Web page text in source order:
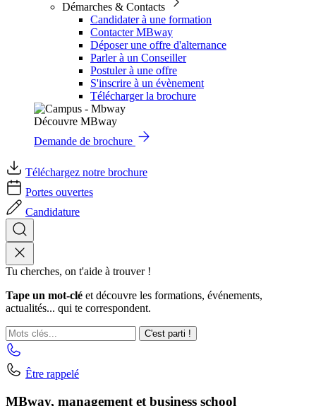
Démarches & Contacts
Candidater à une formation
Contacter MBway
Déposer une offre d'alternance
Parler à un Conseiller
Postuler à une offre
S'inscrire à un évènement
Télécharger la brochure
Découvre MBway
Demande de brochure
Téléchargez notre brochure
Portes ouvertes
Candidature
Tu cherches, on t'aide à trouver !
Tape un mot-clé et découvre les formations, événements,
actualités... qui te correspondent.
C'est parti !
Être rappelé
MBway, management et business school